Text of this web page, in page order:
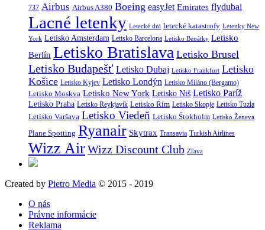
737 Airbus Airbus A380 Boeing easyJet Emirates flydubai
Lacné letenky Letecké dni letecké katastrofy Letenky New
York Letisko Amsterdam Letisko Barcelona Letisko Benátky Letisko
Berlín Letisko Bratislava Letisko Brusel
Letisko Budapešť Letisko Dubaj Letisko Frankfurt Letisko
Košice Letisko Kyjev Letisko Londýn Letisko Miláno (Bergamo)
Letisko Moskva Letisko New York Letisko Niš Letisko Paríž
Letisko Praha Letisko Reykjavík Letisko Rím Letisko Skopje Letisko Tuzla
Letisko Varšava Letisko Viedeň Letisko Štokholm Letisko Ženeva
Plane Spotting Ryanair Skytrax Transavia Turkish Airlines
Wizz AirWizz Discount Club Zľava
Created by Pietro Media © 2015 - 2019
O nás
Právne informácie
Reklama